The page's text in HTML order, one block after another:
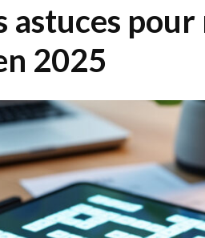
astuces
2025